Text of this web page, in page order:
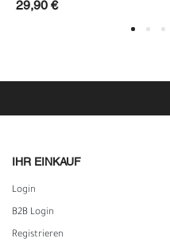
29,90 €
IHR EINKAUF
Login
B2B Login
Registrieren